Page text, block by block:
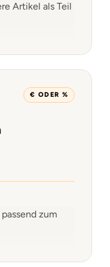
Artikel als Teil
€ ODER %
zum